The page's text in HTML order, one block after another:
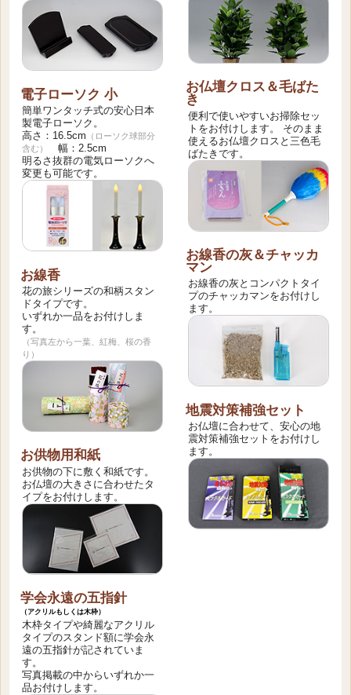
電子ローソク 小
簡単ワンタッチ式の安心日本
製電子ローソク。
高さ：16.5cm （ローソク球部分
含む）
幅：2.5cm
明るさ抜群の電気ローソクへ
変更も可能です。
お線香
花の旅シリーズの和柄スタン
ドタイプです。
いずれか一品をお付けしま
す。
（写真左から一葉、紅梅、桜の香
り）
お供物用和紙
お供物の下に敷く和紙です。
お仏壇の大きさに合わせたタ
イプをお付けします。
学会永遠の五指針
（アクリルもしくは木枠）
木枠タイプや綺麗なアクリル
タイプのスタンド額に学会永
遠の五指針が記されていま
す。
写真掲載の中からいずれか一
品お付けします。
お仏壇クロス＆毛ばた
き
便利で使いやすいお掃除セッ
トをお付けします。 そのまま
使えるお仏壇クロスと三色毛
ばたきです。
お線香の灰＆チャッカ
マン
お線香の灰とコンパクトタイ
プのチャッカマンをお付けし
ます。
地震対策補強セット
お仏壇に合わせて、安心の地
震対策補強セットをお付けし
ます。